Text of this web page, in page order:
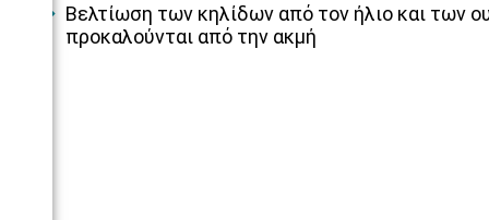
Βελτίωση των κηλίδων από τον ήλιο και των
προκαλούνται από την ακμή